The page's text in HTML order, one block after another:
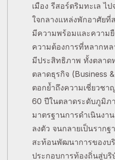
เมือง รีสอร์ตริมทะเล ไ
ใจกลางแหล่งพักอาศัยที่
มีความพร้อมและความ
ความต้องการที่หลากหล
มีประสิทธิภาพ ทั้งตลาด
ตลาดธุรกิจ (Business
ตอกย้ำถึงความเชี่ยวช
60 ปีในตลาดระดับภูมิภ
มาตรฐานการดำเนินงา
ลงตัว จนกลายเป็นราก
สะท้อนพัฒนาการของบ
ประกอบการท้องถิ่นสู่บริ